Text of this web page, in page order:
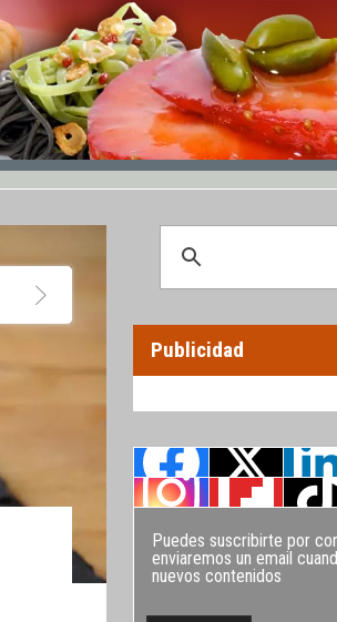
Publicidad
Puedes suscribirte por
enviaremos un email
nuevos contenidos